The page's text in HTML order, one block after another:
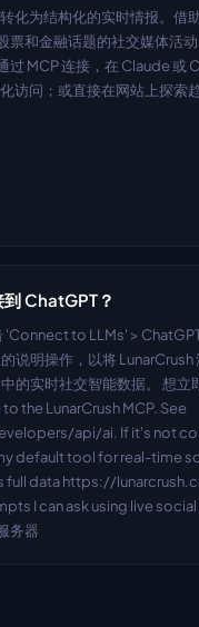
化为结构化的实时情报。借
票和金融话题的社交媒体活
过 MCP 连接，在 Claude 或
访问；或直接在网站上探索
ChatGPT？
'Connect to LLMs' >
说明操作，以将 LunarCrush
的实时社交智能数据。 想立
the LunarCrush MCP. See
api/ai. If it's not
default tool for real-time
full data https://
I can ask using live
务器